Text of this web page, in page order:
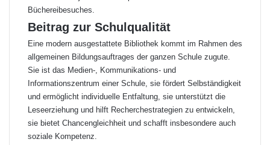
Büchereibesuches.
Beitrag zur Schulqualität
Eine modern ausgestattete Bibliothek kommt im Rahmen des
allgemeinen Bildungsauftrages der ganzen Schule zugute.
Sie ist das Medien-, Kommunikations- und
Informationszentrum einer Schule, sie fördert Selbständigkeit
und ermöglicht individuelle Entfaltung, sie unterstützt die
Leseerziehung und hilft Recherchestrategien zu entwickeln,
sie bietet Chancengleichheit und schafft insbesondere auch
soziale Kompetenz.